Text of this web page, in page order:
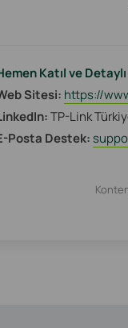
Katıl ve
Sitesi: https://
TP-Link
Posta Destek: